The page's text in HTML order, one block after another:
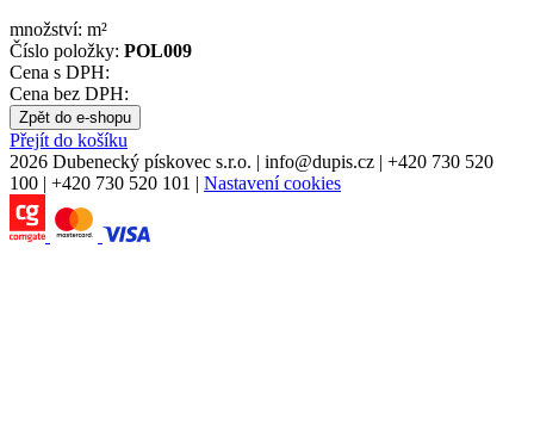
množství: m²
Číslo položky: POL009
Cena s DPH:
Cena bez DPH:
Zpět do e-shopu
Přejít do košíku
2026 Dubenecký pískovec s.r.o. | info@dupis.cz | +420 730 520
100 | +420 730 520 101 | Nastavení cookies